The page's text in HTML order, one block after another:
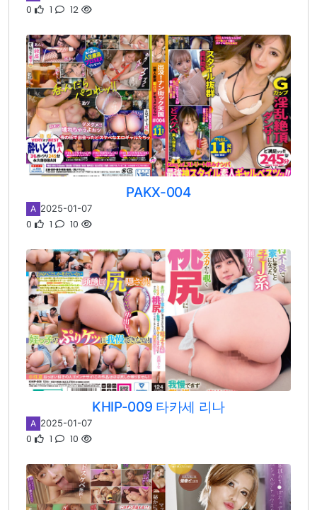
0 1 12
PAKX-004
A 2025-01-07
0 1 10
KHIP-009 타카세 리나
A 2025-01-07
0 1 10